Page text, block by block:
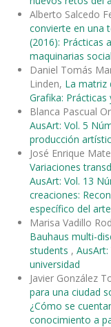
Alberto Salcedo
convierte en una
(2016): Prácticas
maquinarias
Daniel Tomás
Linden, La matriz
Grafika: Prácticas
Blanca Pascual
AusArt: Vol. 5
producción
José Enrique
Variaciones
AusArt: Vol. 13
creaciones:
específico del
Marisa Vadillo
Bauhaus multi-
students ,
universidad
Javier González
para una ciudad
¿Cómo se
conocimiento a